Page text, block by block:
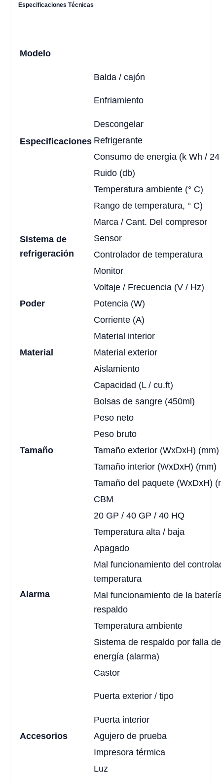
Especificaciones Técnicas
Modelo
Especificaciones
Balda / cajón
Enfriamiento
Descongelar
Refrigerante
Consumo de energía (k Wh /
Ruido (db)
Temperatura ambiente (° C)
Rango de temperatura, ° C)
Sistema de
refrigeración
Marca / Cant. Del compresor
Sensor
Controlador de temperatura
Monitor
Poder
Voltaje / Frecuencia (V / Hz)
Potencia (W)
Corriente (A)
Material
Material interior
Material exterior
Aislamiento
Tamaño
Capacidad (L / cu.ft)
Bolsas de sangre (450ml)
Peso neto
Peso bruto
Tamaño exterior (WxDxH) (mm)
Tamaño interior (WxDxH) (mm)
Tamaño del paquete (WxDxH)
CBM
20 GP / 40 GP / 40 HQ
Alarma
Temperatura alta / baja
Apagado
Mal funcionamiento del
temperatura
Mal funcionamiento de la
respaldo
Temperatura ambiente
Sistema de respaldo por falla de
energía (alarma)
Accesorios
Castor
Puerta exterior / tipo
Puerta interior
Agujero de prueba
Impresora térmica
Luz